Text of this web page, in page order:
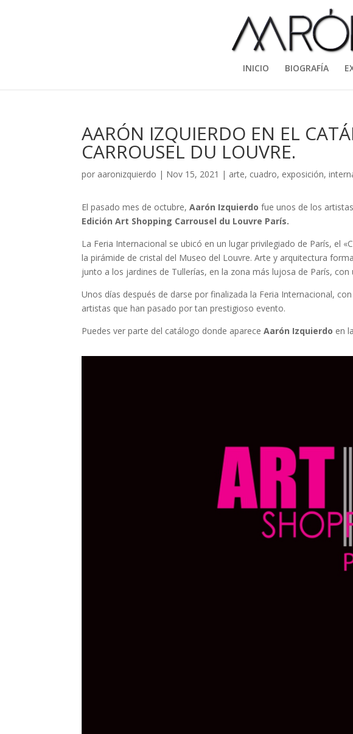
INICIO BIOGRAFÍA
AARÓN IZQUIERDO EN EL
CARROUSEL DU LOUVRE.
por aaronizquierdo | Nov 15, 2021 | arte, cuadro, exposición,
El pasado mes de octubre,Aarón Izquierdo fue unos de los
Edición Art Shopping Carrousel du Louvre París.
La Feria Internacional se ubicó en un lugar privilegiado de París, el
la pirámide de cristal del Museo del Louvre. Arte y arquitectura
junto a los jardines de Tullerías, en la zona más lujosa de París, con
Unos días después de darse por finalizada la Feria Internacional,
artistas que han pasado por tan prestigioso evento.
Puedes ver parte del catálogo donde apareceAarón Izquierdo en